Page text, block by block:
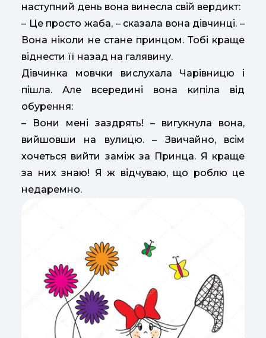
наступний день вона винесла свій вердикт:
– Це просто жаба, – сказала вона дівчинці. –
Вона ніколи не стане принцом. Тобі краще
віднести її назад на галявину.
Дівчинка мовчки вислухала Чарівницю і
пішла. Але всередині вона кипіла від
обурення:
– Вони мені заздрять! – вигукнула вона,
вийшовши на вулицю. – Звичайно, всім
хочеться вийти заміж за Принца. Я краще
за них знаю! Я ж відчуваю, що роблю це
недаремно.